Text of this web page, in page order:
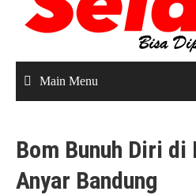
Main Menu
Bom Bunuh Diri
Anyar Bandung